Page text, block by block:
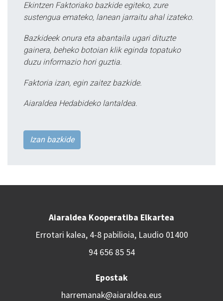
Ekintzen Faktoriako bazkide egiteko, zure
sustengua emateko, lanean jarraitu ahal izateko.
Bazkideek onura eta abantaila ugari dituzte
gainera, beheko botoian klik eginda topatuko
duzu informazio hori guztia.
Faktoria izan, egin zaitez bazkide.
Aiaraldea Hedabideko lantaldea.
Izan bazkide
Aiaraldea Kooperatiba Elkartea
Errotari kalea, 4-8 pabilioia, Laudio 01400
94 656 85 54
Epostak
harremanak@aiaraldea.eus